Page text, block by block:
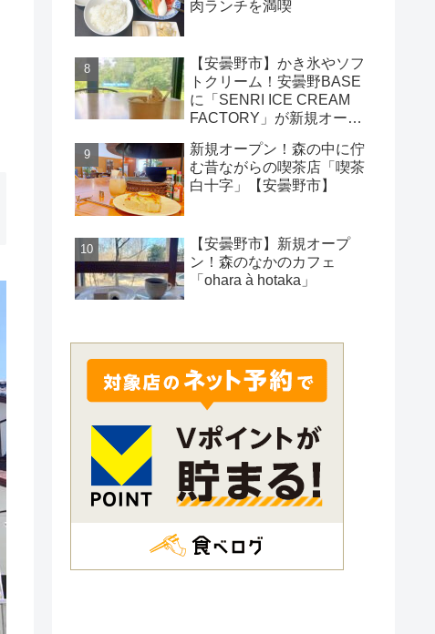
肉ランチを満喫
【安曇野市】かき氷やソフ
トクリーム！安曇野BASE
に「SENRI ICE CREAM
FACTORY」が新規オープ
新規オープン！森の中に佇
む昔ながらの喫茶店「喫茶
白十字」【安曇野市】
【安曇野市】新規オープ
ン！森のなかのカフェ
「ohara à hotaka」